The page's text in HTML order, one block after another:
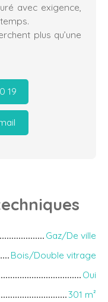
avec exigence,
plus qu’une
19
Gaz/De ville
Bois/Double vitrage
Oui
301 m²